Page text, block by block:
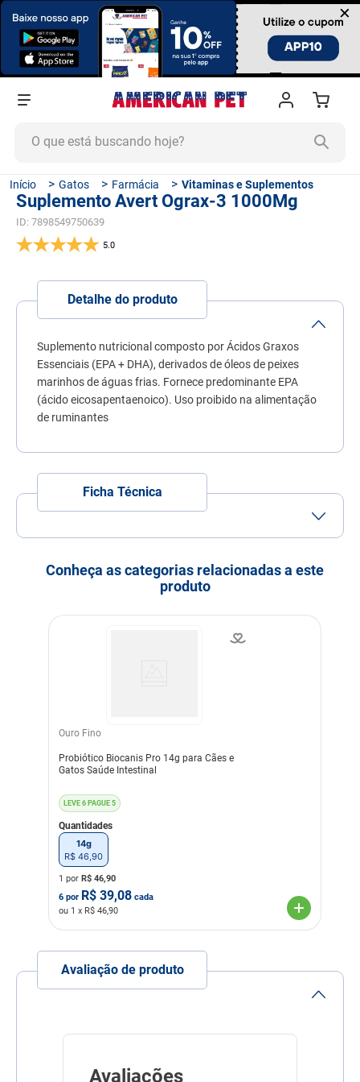
×
Gatos Farmácia Vitaminas e Suplementos
Suplemento Avert Ograx-3 1000Mg
ID: 7898549750639
5.0
Detalhe do produto
Suplemento nutricional composto por Ácidos Graxos
Essenciais (EPA + DHA), derivados de óleos de peixes
marinhos de águas frias. Fornece predominante EPA
(ácido eicosapentaenoico). Uso proibido na alimentação
de ruminantes
Ficha Técnica
Pequeno Médio
Grande
Idade AdultoFilhoteIdoso
Nível de garantia
Ácido Docosahexaenóico
0,22UI
Indicação Veterinária
Para cães e gatos que
necessitem de um aporte
Linha Suplementação
Conheça as categorias relacionadas a este
produto
Ouro Fino
Probiótico Biocanis Pro 14g para Cães e
Gatos Saúde Intestinal
LEVE 6 PAGUE 5
Quantidades
14g
R$ 46 90
1 por R$ 46,90
6 por R$ 39,08 cada
ou 1 x R$ 46,90
Avaliação de produto
Avaliações
TERMOS MAIS BUSCADOS
1º
ração cachorro
areia
5º
ração
6º
fórmula natural
7º
quatree
8º
sachê gato
10º ração premier